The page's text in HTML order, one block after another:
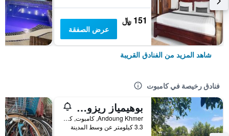
151 ﷼
عرض الصفقة
شاهد المزيد من الفنادق القريبة
فنادق رخيصة في كامبوت
بوهيمياز ريزورت آند سبا
Andoung Khmer, كامبوت, كمبوديا
3.3 كيلومتر عن وسط المدينة